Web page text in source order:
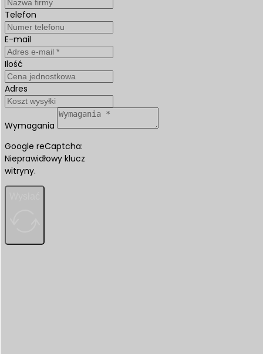
Telefon
E-mail
Ilość
Adres
Wymagania
Google reCaptcha:
Nieprawidłowy klucz
witryny.